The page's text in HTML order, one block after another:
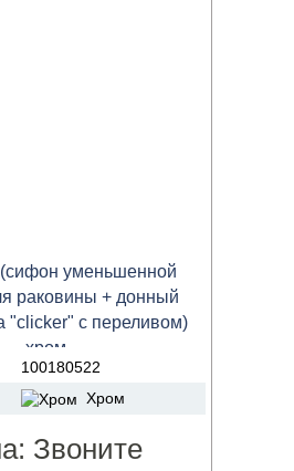
(сифон уменьшенной
раковины + донный
"clicker" с переливом)
хром
100180522
Хром
Звоните